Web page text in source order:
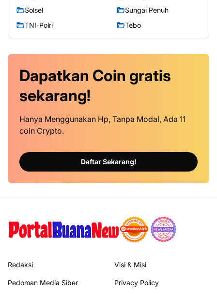
Solsel
Sungai Penuh
TNI-Polri
Tebo
Dapatkan Coin gratis
sekarang!
Hanya Menggunakan Hp, Tanpa Modal, Ada 11
coin Crypto.
Daftar Sekarang!
Redaksi Visi & Misi
Pedoman Media Siber Privacy Policy